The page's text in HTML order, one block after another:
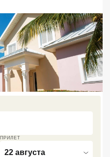
ПРИЛЕТ
22 августа